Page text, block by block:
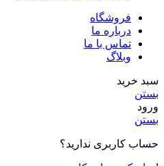
فروشگاه
درباره ما
تماس با ما
وبلاگ
سبد خرید
بستن
ورود
بستن
حساب کاربری ندارید؟